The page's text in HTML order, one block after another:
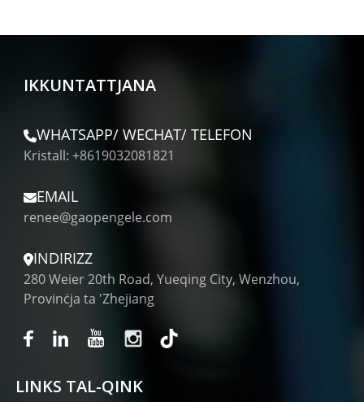
IKKUNTATTJANA
WHATSAPP/ WECHAT/ TELEFON
Kristall: +8619032081821
EMAIL
renee@gaopengele.com
INDIRIZZ
280 Weier 20th Road, Yueqing City, Wenzhou,
Provinċja ta 'Zhejiang
LINKS TAL-QINK